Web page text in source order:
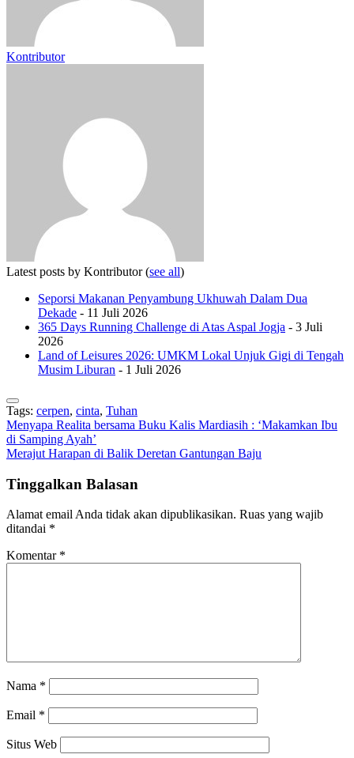
Kontributor
Latest posts by Kontributor(see all)
Seporsi Makanan Penyambung Ukhuwah Dalam Dua
Dekade - 11 Juli 2026
365 Days Running Challenge di Atas Aspal Jogja - 3 Juli
2026
Land of Leisures 2026: UMKM Lokal Unjuk Gigi di Tengah
Musim Liburan - 1 Juli 2026
Tags: cerpen, cinta, Tuhan
Navigasi
pos
Menyapa Realita bersama Buku Kalis Mardiasih : ‘Makamkan Ibu
di Samping Ayah’
Merajut Harapan di Balik Deretan Gantungan Baju
Tinggalkan Balasan
Alamat email Anda tidak akan dipublikasikan. Ruas yang wajib
ditandai *
Komentar *
Nama *
Email *
Situs Web